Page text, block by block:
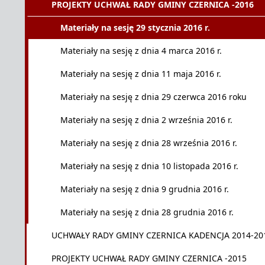
PROJEKTY UCHWAŁ RADY GMINY CZERNICA -2016
Materiały na sesję 29 stycznia 2016 r.
Materiały na sesję z dnia 4 marca 2016 r.
Materiały na sesję z dnia 11 maja 2016 r.
Materiały na sesję z dnia 29 czerwca 2016 roku
Materiały na sesję z dnia 2 września 2016 r.
Materiały na sesję z dnia 28 września 2016 r.
Materiały na sesję z dnia 10 listopada 2016 r.
Materiały na sesję z dnia 9 grudnia 2016 r.
Materiały na sesję z dnia 28 grudnia 2016 r.
UCHWAŁY RADY GMINY CZERNICA KADENCJA 2014-
PROJEKTY UCHWAŁ RADY GMINY CZERNICA -2015